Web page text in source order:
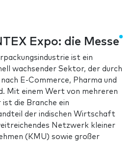
Expo: die Messe
ist ein
wachsender Sektor, der durch
E-Commerce, Pharma und
Mit einem Wert von mehreren
die Branche ein
der indischen Wirtschaft
Netzwerk kleiner
(KMU) sowie großer